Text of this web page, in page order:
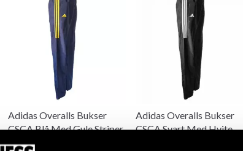
Adidas Overalls Bukser
CSCA Blå Med Gule Striper
Fra 499 SEK
Adidas Overalls Bukser
CSCA Svart Med Hvite